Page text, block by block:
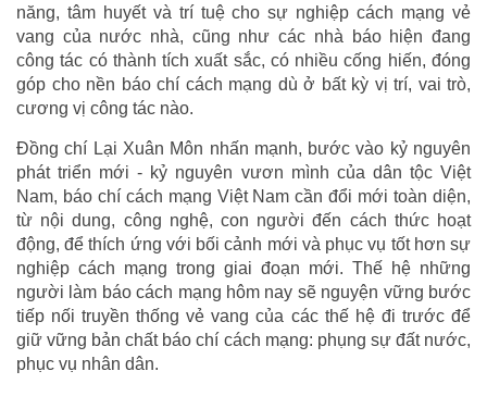
năng, tâm huyết và trí tuệ cho sự nghiệp cách mạng vẻ
vang của nước nhà, cũng như các nhà báo hiện đang
công tác có thành tích xuất sắc, có nhiều cống hiến, đóng
góp cho nền báo chí cách mạng dù ở bất kỳ vị trí, vai trò,
cương vị công tác nào.
Đồng chí Lại Xuân Môn nhấn mạnh, bước vào kỷ nguyên
phát triển mới - kỷ nguyên vươn mình của dân tộc Việt
Nam, báo chí cách mạng Việt Nam cần đổi mới toàn diện,
từ nội dung, công nghệ, con người đến cách thức hoạt
động, để thích ứng với bối cảnh mới và phục vụ tốt hơn sự
nghiệp cách mạng trong giai đoạn mới. Thế hệ những
người làm báo cách mạng hôm nay sẽ nguyện vững bước
tiếp nối truyền thống vẻ vang của các thế hệ đi trước để
giữ vững bản chất báo chí cách mạng: phụng sự đất nước,
phục vụ nhân dân.